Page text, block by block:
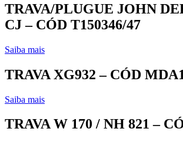
TRAVA/PLUGUE JOHN
CJ – CÓD T150346/47
Saiba mais
TRAVA XG932 – CÓD
Saiba mais
TRAVA W 170 / NH 821 –